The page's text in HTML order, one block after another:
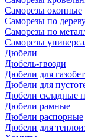
Саморезы оконные
Саморезы по
Саморезы по
Саморезы
Дюбели
Дюбель-гвозди
Дюбели для
Дюбели для
Дюбели складные
Дюбели рамные
Дюбели распорные
Дюбели для